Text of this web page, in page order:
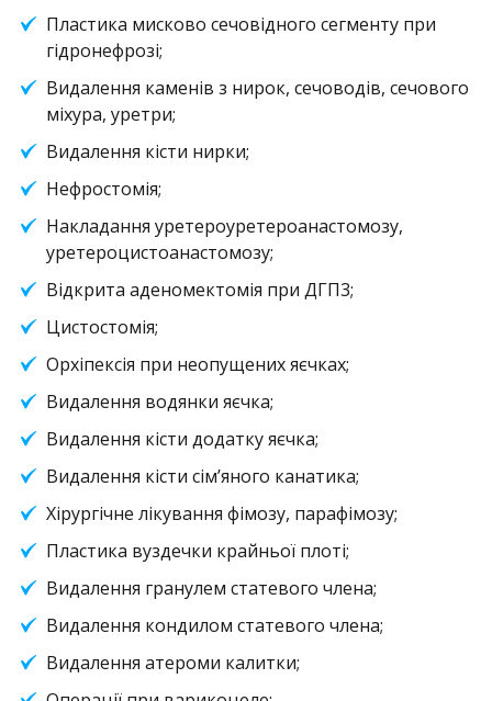
Пластика мисково сечовідного сегменту при
гідронефрозі;
Видалення каменів з нирок, сечоводів, сечового
міхура, уретри;
Видалення кісти нирки;
Нефростомія;
Накладання уретероуретероанастомозу,
уретероцистоанастомозу;
Відкрита аденомектомія при ДГП3;
Цистостомія;
Орхіпексія при неопущених яєчках;
Видалення водянки яєчка;
Видалення кісти додатку яєчка;
Видалення кісти сімʼяного канатика;
Хірургічне лікування фімозу, парафімозу;
Пластика вуздечки крайньої плоті;
Видалення гранулем статевого члена;
Видалення кондилом статевого члена;
Видалення атероми калитки;